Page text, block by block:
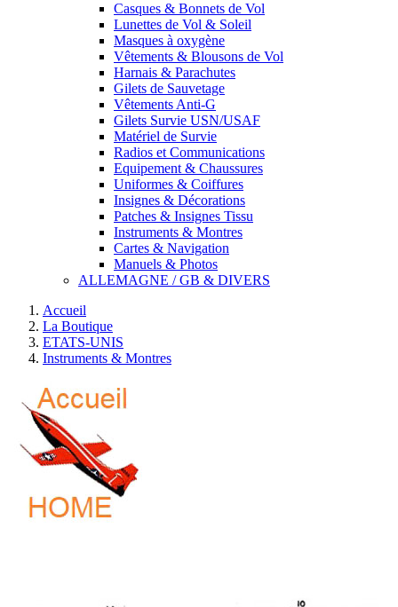
Casques & Bonnets de Vol
Lunettes de Vol & Soleil
Masques à oxygène
Vêtements & Blousons de Vol
Harnais & Parachutes
Gilets de Sauvetage
Vêtements Anti-G
Gilets Survie USN/USAF
Matériel de Survie
Radios et Communications
Equipement & Chaussures
Uniformes & Coiffures
Insignes & Décorations
Patches & Insignes Tissu
Instruments & Montres
Cartes & Navigation
Manuels & Photos
ALLEMAGNE / GB & DIVERS
Accueil
La Boutique
ETATS-UNIS
Instruments & Montres